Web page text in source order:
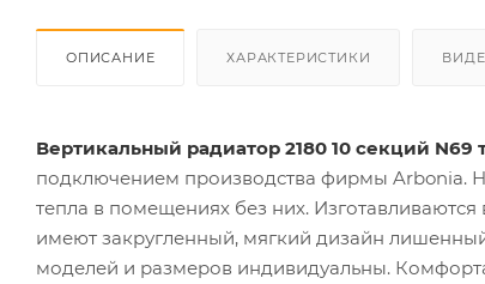
ОПИСАНИЕ ХАРАКТЕРИСТИКИ
Вертикальный радиатор 2180 10 секций N69
подключением производства фирмы Arbonia.
тепла в помещениях без них.
имеют закругленный, мягкий дизайн
моделей и размеров индивидуальны.